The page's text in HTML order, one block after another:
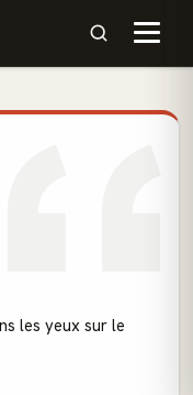
les yeux sur le